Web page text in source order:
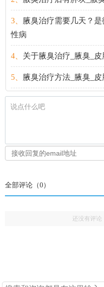
3、 腋臭治疗需要几天？
性病
4、 关于腋臭治疗_腋臭_皮
5、 腋臭治疗方法_腋臭_皮
说点什么吧
全部评论（0）
还没有评论